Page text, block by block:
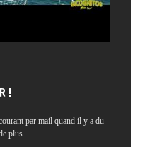
!
par mail quand il y a du
plus.